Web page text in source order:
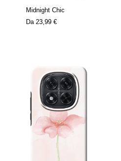
Midnight Chic
Da 23,99 €